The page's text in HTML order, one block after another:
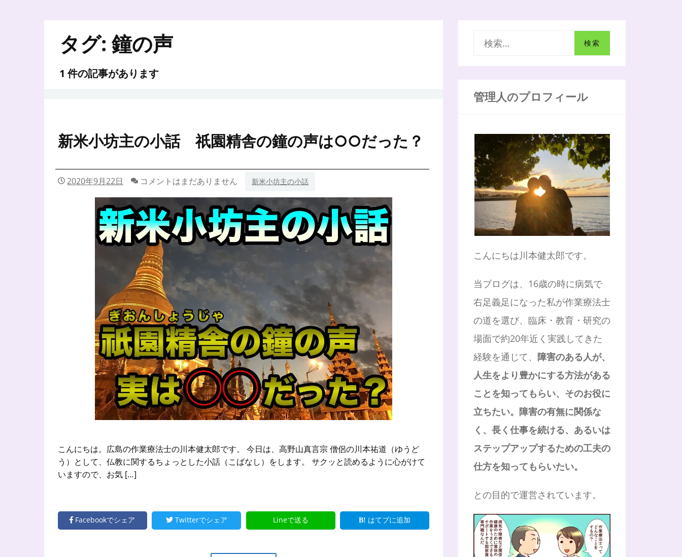
タグ:鐘の声
1 件の記事があります
新米小坊主の小話 祇園精舎の鐘の声は○○だった？
2020年9月22日 コメントはまだありません 新米小坊主の小話
こんにちは。広島の作業療法士の川本健太郎です。 今日は、高野山真言宗 僧侶の川本祐道（ゆうど
う）として、仏教に関するちょっとした小話（こばなし）をします。 サクッと読めるように心がけて
いますので、お気 […]
Facebookでシェア Twitterでシェア Lineで送る はてブに追加
管理人のプロフィール
こんにちは川本健太郎です。
当ブログは、16歳の時に病気で
右足義足になった私が作業療法士
の道を選び、臨床・教育・研究の
場面で約20年近く実践してきた
経験を通じて、 障害のある人が、
人生をより豊かにする方法がある
ことを知ってもらい、そのお役に
立ちたい。障害の有無に関係な
く、長く仕事を続ける、あるいは
ステップアップするための工夫の
仕方を知ってもらいたい。
との目的で運営されています。